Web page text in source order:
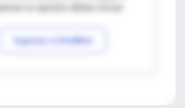
Ingresar a IntraMed